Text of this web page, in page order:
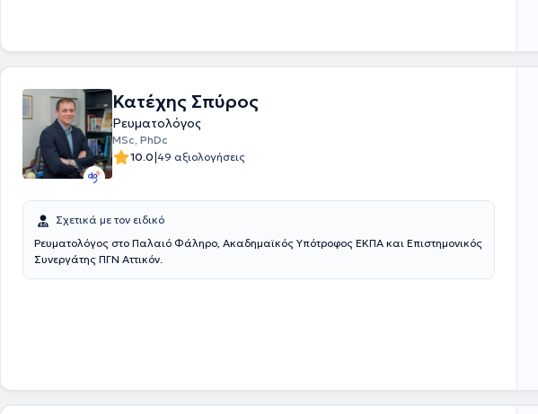
Κατέχης Σπύρος
Ρευματολόγος
MSc, PhDc
10.0|49 αξιολογήσεις
Σχετικά με τον ειδικό
Ρευματολόγος στο Παλαιό Φάληρο, Ακαδημαϊκός Υπότροφος ΕΚΠΑ και Επιστημονικός
Συνεργάτης ΠΓΝ Αττικόν.